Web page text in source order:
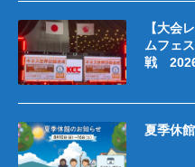
【大会
ムフェ
戦
夏季休